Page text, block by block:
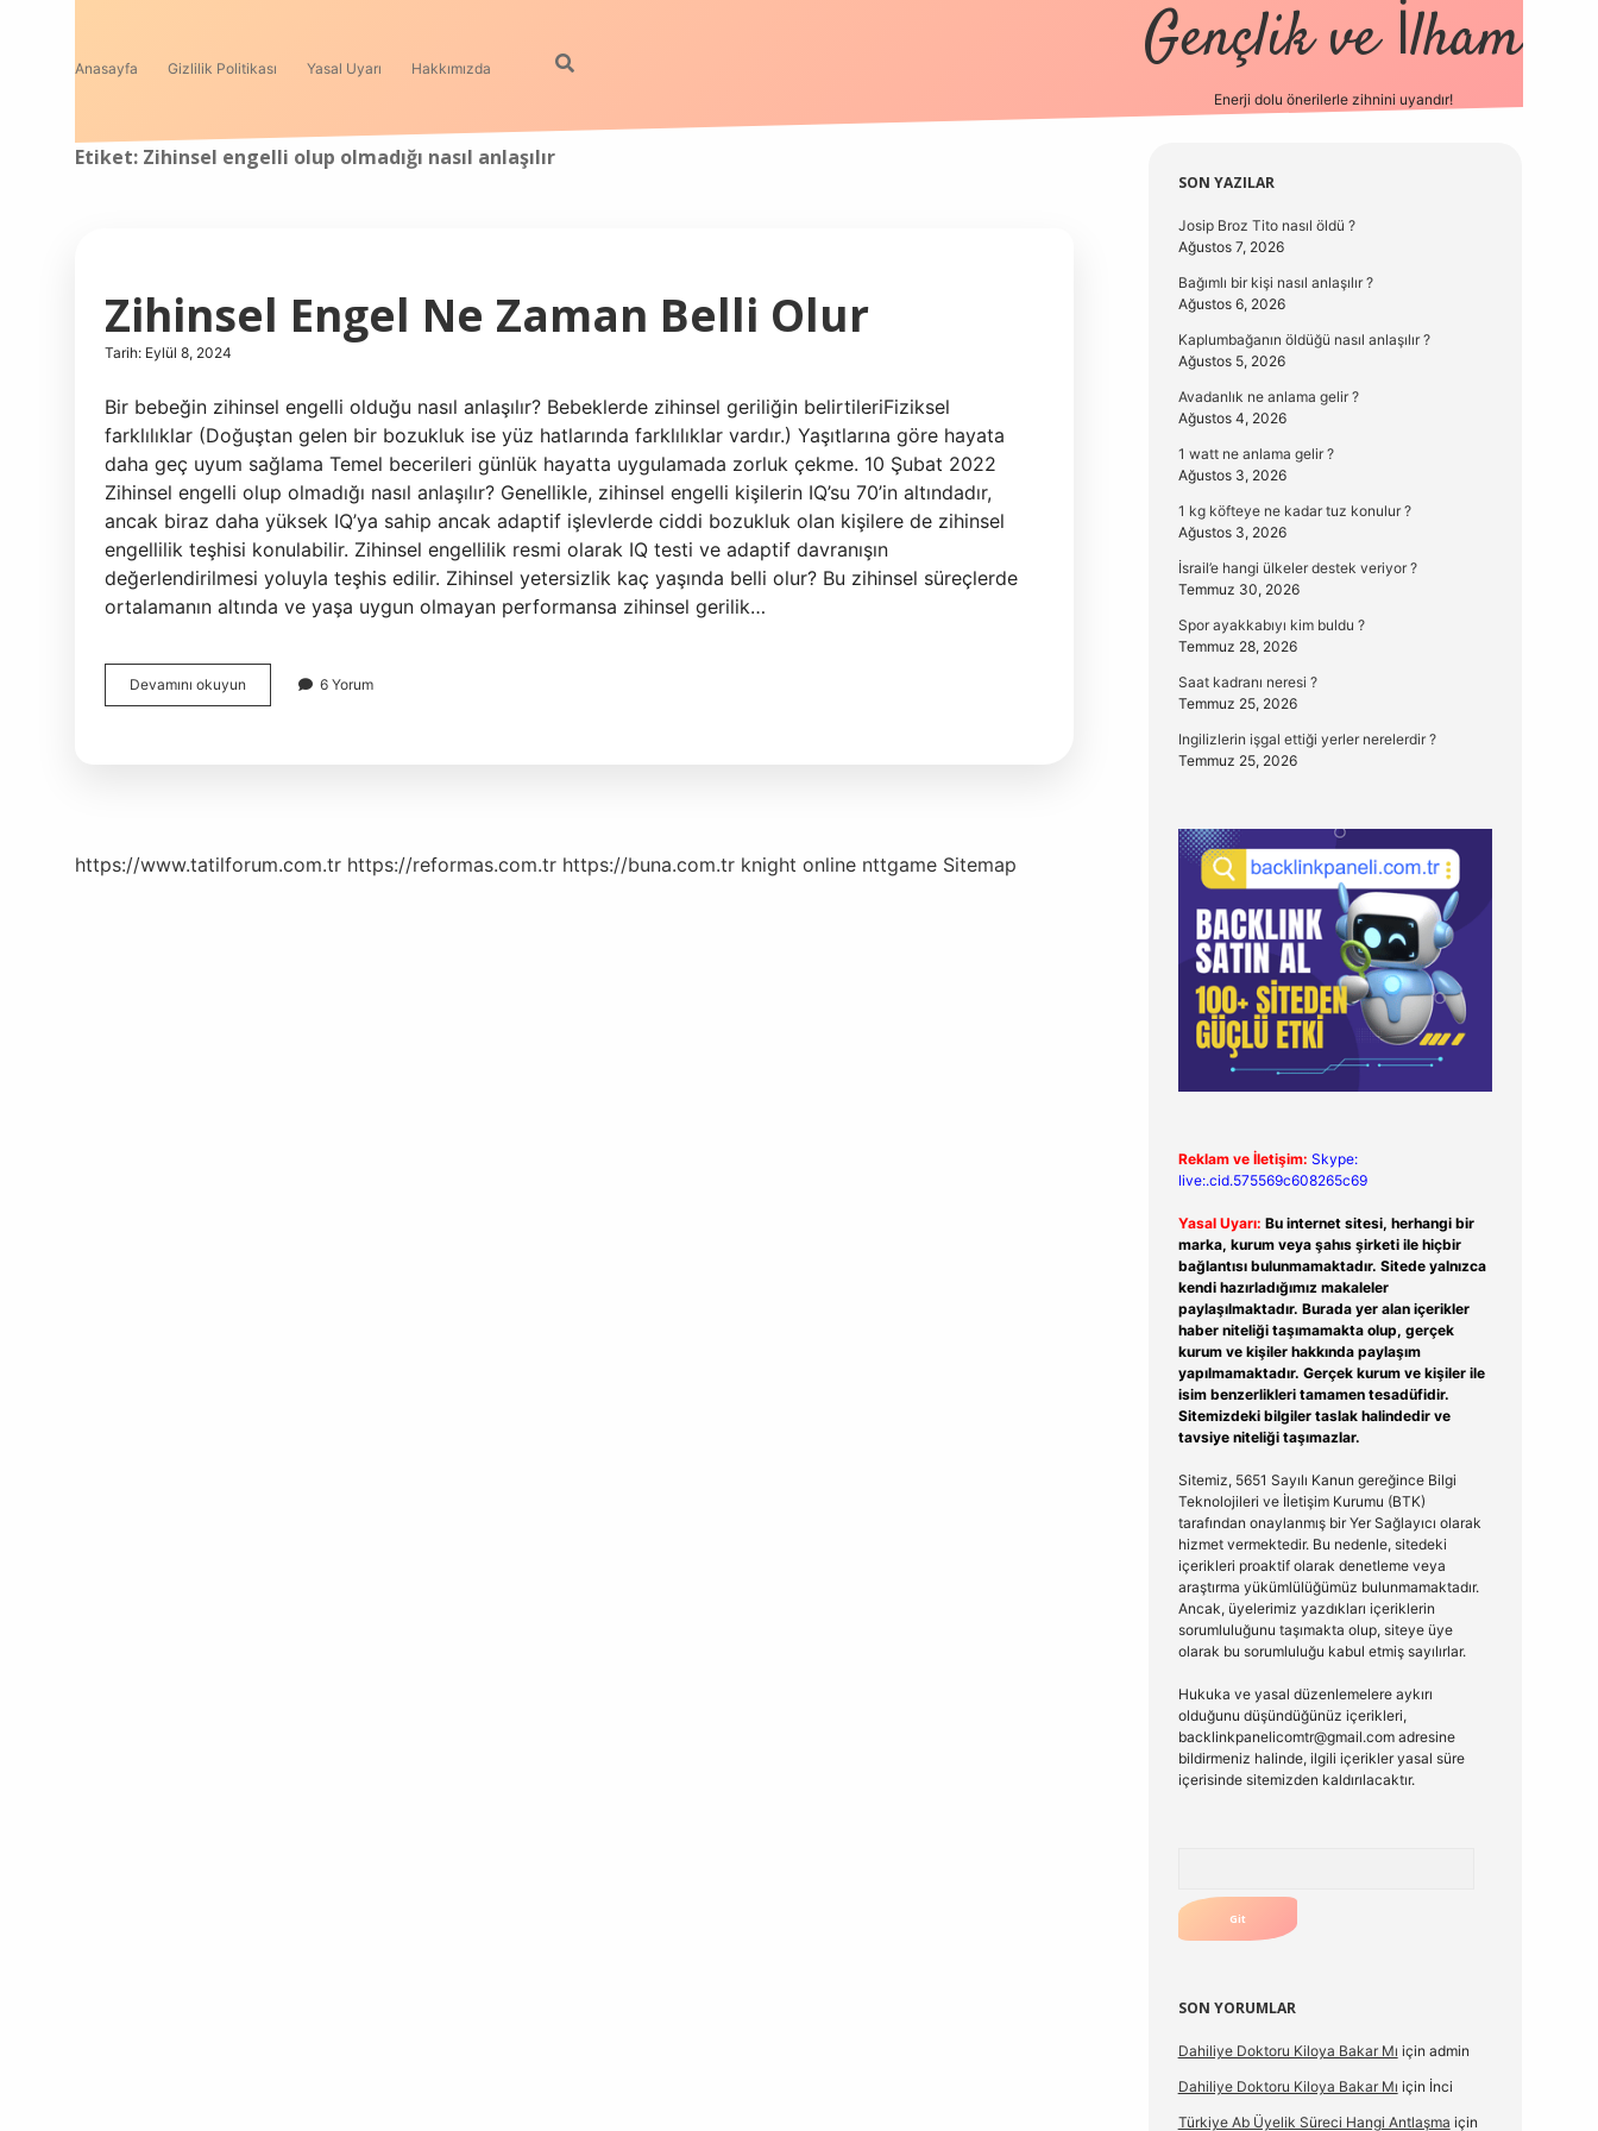
Anasayfa Gizlilik Politikası Yasal Uyarı Hakkımızda Gençlik ve İlham
Enerji dolu önerilerle zihnini uyandır!
Etiket: Zihinsel engelli olup olmadığı nasıl anlaşılır
Zihinsel Engel Ne Zaman Belli Olur
Tarih: Eylül 8, 2024
Bir bebeğin zihinsel engelli olduğu nasıl anlaşılır? Bebeklerde zihinsel geriliğin belirtileriFiziksel
farklılıklar (Doğuştan gelen bir bozukluk ise yüz hatlarında farklılıklar vardır.) Yaşıtlarına göre hayata
daha geç uyum sağlama Temel becerileri günlük hayatta uygulamada zorluk çekme. 10 Şubat 2022
Zihinsel engelli olup olmadığı nasıl anlaşılır? Genellikle, zihinsel engelli kişilerin IQ’su 70’in altındadır,
ancak biraz daha yüksek IQ’ya sahip ancak adaptif işlevlerde ciddi bozukluk olan kişilere de zihinsel
engellilik teşhisi konulabilir. Zihinsel engellilik resmi olarak IQ testi ve adaptif davranışın
değerlendirilmesi yoluyla teşhis edilir. Zihinsel yetersizlik kaç yaşında belli olur? Bu zihinsel süreçlerde
ortalamanın altında ve yaşa uygun olmayan performansa zihinsel gerilik…
Devamını okuyun
Engel
6 Yorum
https://www.tatilforum.com.tr https://reformas.com.tr https://buna.com.tr knight online nttgame Sitemap
Sidebar
SON YAZILAR
Josip Broz Tito nasıl öldü ?
Ağustos 7, 2026
Bağımlı bir kişi nasıl anlaşılır ?
Ağustos 6, 2026
Kaplumbağanın öldüğü nasıl anlaşılır ?
Ağustos 5, 2026
Avadanlık ne anlama gelir ?
Ağustos 4, 2026
1 watt ne anlama gelir ?
Ağustos 3, 2026
1 kg köfteye ne kadar tuz konulur ?
Ağustos 3, 2026
İsrail’e hangi ülkeler destek veriyor ?
Temmuz 30, 2026
Spor ayakkabıyı kim buldu ?
Temmuz 28, 2026
Saat kadranı neresi ?
Temmuz 25, 2026
Ingilizlerin işgal ettiği yerler nerelerdir ?
Temmuz 25, 2026
Reklam ve İletişim: Skype:
live:.cid.575569c608265c69
Yasal Uyarı: Bu internet sitesi, herhangi bir
marka, kurum veya şahıs şirketi ile hiçbir
bağlantısı bulunmamaktadır. Sitede yalnızca
kendi hazırladığımız makaleler
paylaşılmaktadır. Burada yer alan içerikler
haber niteliği taşımamakta olup, gerçek
kurum ve kişiler hakkında paylaşım
yapılmamaktadır. Gerçek kurum ve kişiler ile
isim benzerlikleri tamamen tesadüfidir.
Sitemizdeki bilgiler taslak halindedir ve
tavsiye niteliği taşımazlar.
Sitemiz, 5651 Sayılı Kanun gereğince Bilgi
Teknolojileri ve İletişim Kurumu (BTK)
tarafından onaylanmış bir Yer Sağlayıcı olarak
hizmet vermektedir. Bu nedenle, sitedeki
içerikleri proaktif olarak denetleme veya
araştırma yükümlülüğümüz bulunmamaktadır.
Ancak, üyelerimiz yazdıkları içeriklerin
sorumluluğunu taşımakta olup, siteye üye
olarak bu sorumluluğu kabul etmiş sayılırlar.
Hukuka ve yasal düzenlemelere aykırı
olduğunu düşündüğünüz içerikleri,
backlinkpanelicomtr@gmail.comadresine
bildirmeniz halinde, ilgili içerikler yasal süre
içerisinde sitemizden kaldırılacaktır.
SON YORUMLAR
Dahiliye Doktoru Kiloya Bakar Mı için admin
Dahiliye Doktoru Kiloya Bakar Mı için İnci
Türkiye Ab Üyelik Süreci Hangi Antlaşma için